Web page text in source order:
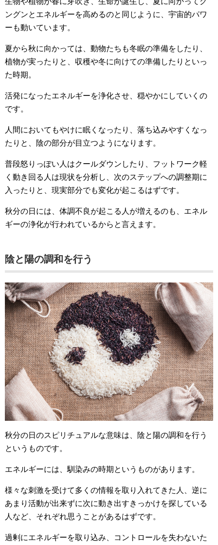
ングンとエネルギーを高めるのと同じように、宇宙的パワ
ーも動いています。
夏から秋に向かっては、動物たちも冬眠の準備をしたり、
植物が実ったりと、収穫や冬に向けての準備したりといっ
た時期。
活発になったエネルギーを浄化させ、穏やかにしていくの
です。
人間においてもやけに眠くなったり、落ち込みやすくなっ
たりと、陰の部分が目立つようになります。
普段怒りっぽい人はクールダウンしたり、フットワーク軽
く動き回る人は現状を分析し、次のステップへの調整期に
入ったりと、現実部分でも変化が起こるはずです。
秋分の日には、体調不良が起こる人が増えるのも、エネル
ギーの浄化が行われているからと言えます。
陰と陽の調和を行う
秋分の日のスピリチュアルな意味は、陰と陽の調和を行う
というものです。
エネルギーには、馴染みの時期というものがあります。
様々な刺激を受けて多くの情報を取り入れてきた人、逆に
あまり活動が出来ずに次に動き出すきっかけを探している
人など、それぞれ思うことがあるはずです。
過剰にエネルギーを取り込み、コントロールを失わないた